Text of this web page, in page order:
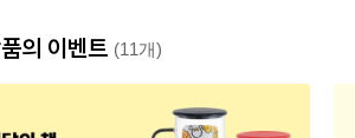
의 이벤트 (11개)